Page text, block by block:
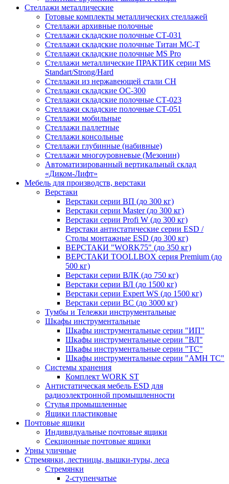
Стеллажи металлические
Готовые комплекты металлических стеллажей
Стеллажи архивные полочные
Стеллажи складские полочные СТ-031
Стеллажи складские полочные Титан МС-Т
Стеллажи складские полочные MS Pro
Стеллажи металлические ПРАКТИК серии MS
Standart/Strong/Hard
Стеллажи из нержавеющей стали СН
Стеллажи складские ОС-300
Стеллажи складские полочные СТ-023
Стеллажи складские полочные СТ-051
Стеллажи мобильные
Стеллажи паллетные
Стеллажи консольные
Стеллажи глубинные (набивные)
Стеллажи многоуровневые (Мезонин)
Автоматизированный вертикальный склад
«Диком-Лифт»
Мебель для производств, верстаки
Верстаки
Верстаки серии ВП (до 300 кг)
Верстаки серии Master (до 300 кг)
Верстаки серии Profi W (до 300 кг)
Верстаки антистатические серии ESD /
Столы монтажные ESD (до 300 кг)
ВЕРСТАКИ "WORK75" (до 350 кг)
ВЕРСТАКИ TOOLLBOX серия Premium (до
500 кг)
Верстаки серии ВЛК (до 750 кг)
Верстаки серии ВЛ (до 1500 кг)
Верстаки серии Expert WS (до 1500 кг)
Верстаки серии ВС (до 3000 кг)
Тумбы и Тележки инструментальные
Шкафы инструментальные
Шкафы инструментальные серии "ИП"
Шкафы инструментальные серии "ВЛ"
Шкафы инструментальные серии "ТС"
Шкафы инструментальные серии "AMH TC"
Системы хранения
Комплект WORK ST
Антистатическая мебель ESD для
радиоэлектронной промышленности
Стулья промышленные
Ящики пластиковые
Почтовые ящики
Индивидуальные почтовые ящики
Секционные почтовые ящики
Урны уличные
Стремянки, лестницы, вышки-туры, леса
Стремянки
2-ступенчатые